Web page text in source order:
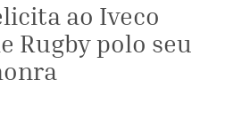
ao Iveco
Rugby polo seu